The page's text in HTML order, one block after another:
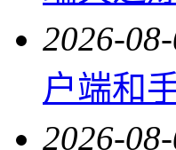
2026-
户端和
2026-